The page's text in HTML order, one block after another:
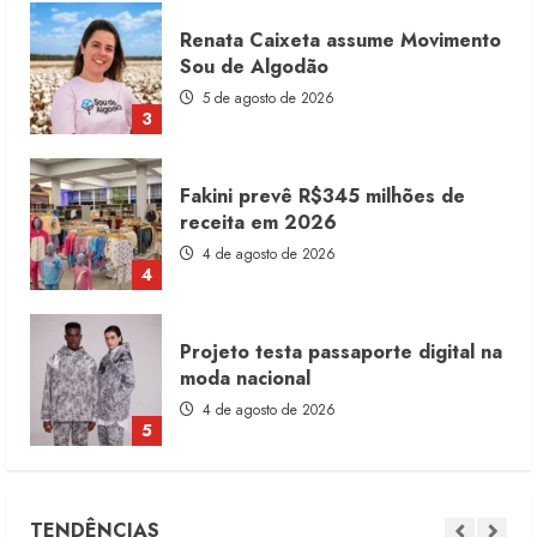
4
Fakini prevê R$345 milhões de
receita em 2026
4 de agosto de 2026
5
Projeto testa passaporte digital na
moda nacional
4 de agosto de 2026
1
Dia dos Pais reforça retomada da
moda no varejo
7 de agosto de 2026
TENDÊNCIAS